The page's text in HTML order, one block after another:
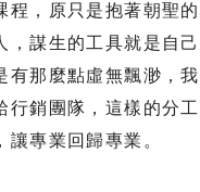
程，原只是抱著朝聖
，謀生的工具就是自
有那麼點虛無飄渺，
行銷團隊，這樣的分
讓專業回歸專業。